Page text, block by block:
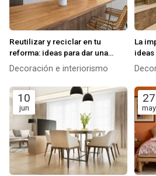
Reutilizar y reciclar en tu
reforma: ideas para dar una
segunda vida a materiales y
Decoración e interiorismo
La
ideas
10
jun
27
may